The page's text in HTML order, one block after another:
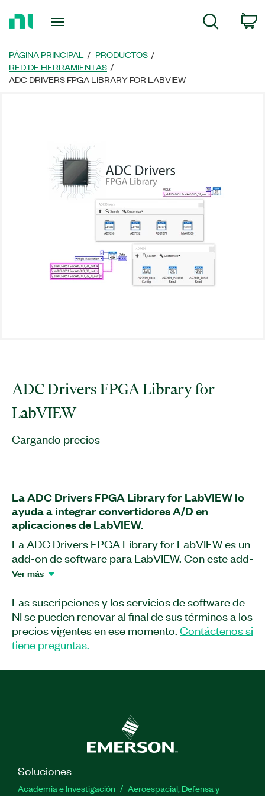
página
principal
Búsqueda
PÁGINA PRINCIPAL
PRODUCTOS
RED DE HERRAMIENTAS
ADC DRIVERS FPGA LIBRARY FOR LABVIEW
ADC Drivers FPGA Library for
LabVIEW
Cargando precios
La ADC Drivers FPGA Library for LabVIEW lo
ayuda a integrar convertidores A/D en
aplicaciones de LabVIEW.
La ADC Drivers FPGA Library for LabVIEW es un
add-on de software para LabVIEW. Con este add-
on, puede usar VIs de FPGA para configuración,
proporcionar soporte para convertidores A/D
(ADC). Puede seleccionar las propiedades del
controlador desde un panel frontal del VI. La ADC
Drivers FPGA Library for LabVIEW proporciona
un VI separado para los ADCs aplicables.
Ver más
Las suscripciones y los servicios de software de
NI se pueden renovar al final de sus términos a los
precios vigentes en ese momento. Contáctenos si
tiene preguntas.
Soluciones
Academia e Investigación
Aeroespacial, Defensa y